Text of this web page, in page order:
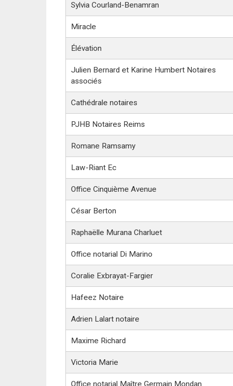
Sylvia Courland-Benamran
Miracle
Élévation
Julien Bernard et Karine Humbert Notaires
associés
Cathédrale notaires
PJHB Notaires Reims
Romane Ramsamy
Law-Riant Ec
Office Cinquième Avenue
César Berton
Raphaëlle Murana Charluet
Office notarial Di Marino
Coralie Exbrayat-Fargier
Hafeez Notaire
Adrien Lalart notaire
Maxime Richard
Victoria Marie
Office notarial Maître Germain Mondan